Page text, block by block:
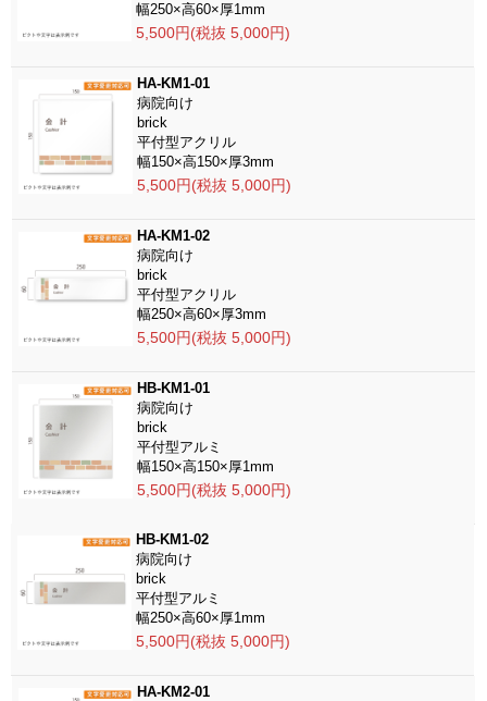
幅250×高60×厚1mm
5,500円(税抜 5,000円)
HA-KM1-01
病院向け
brick
平付型アクリル
幅150×高150×厚3mm
5,500円(税抜 5,000円)
HA-KM1-02
病院向け
brick
平付型アクリル
幅250×高60×厚3mm
5,500円(税抜 5,000円)
HB-KM1-01
病院向け
brick
平付型アルミ
幅150×高150×厚1mm
5,500円(税抜 5,000円)
HB-KM1-02
病院向け
brick
平付型アルミ
幅250×高60×厚1mm
5,500円(税抜 5,000円)
HA-KM2-01